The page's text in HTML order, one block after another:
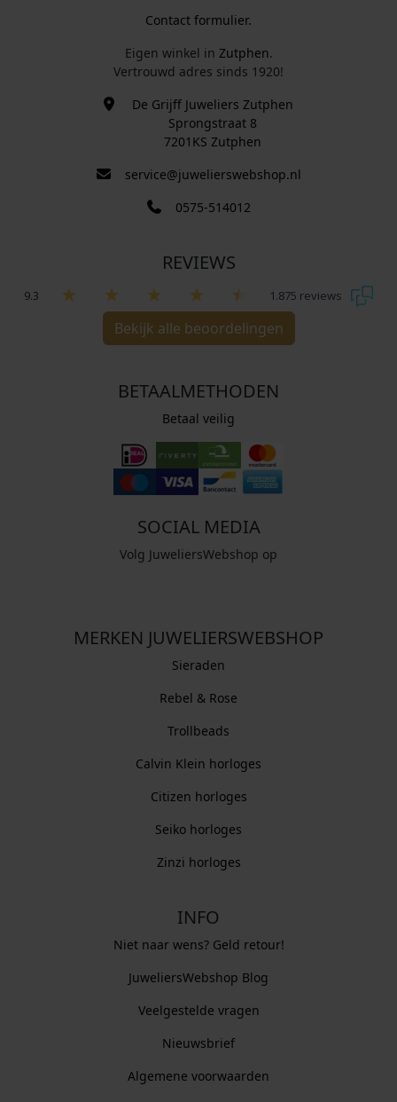
Contact formulier.
Eigen winkel in Zutphen.
Vertrouwd adres sinds 1920!
De Grijff Juweliers Zutphen
Sprongstraat 8
7201KS Zutphen
service@juwelierswebshop.nl
0575-514012
REVIEWS
9.3 1.875 reviews
Bekijk alle beoordelingen
BETAALMETHODEN
Betaal veilig
SOCIAL MEDIA
Volg JuweliersWebshop op
MERKEN JUWELIERSWEBSHOP
Sieraden
Rebel & Rose
Trollbeads
Calvin Klein horloges
Citizen horloges
Seiko horloges
Zinzi horloges
INFO
Niet naar wens? Geld retour!
JuweliersWebshop Blog
Veelgestelde vragen
Nieuwsbrief
Algemene voorwaarden